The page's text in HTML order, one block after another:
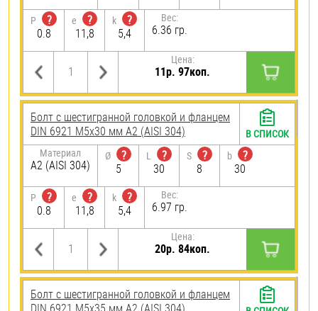
P
?
0.8
e
?
11,8
k
?
5,4
Вес:
6.36 гр.
Цена:
11р. 97коп.
Болт с шестигранной головкой и фланцем
DIN 6921 М5х30 мм А2 (AISI 304)
Материал
А2 (AISI 304)
Ø
?
5
L
?
30
S
?
8
b
?
30
P
?
0.8
e
?
11,8
k
?
5,4
Вес:
6.97 гр.
Цена:
20р. 84коп.
В СПИСОК
Болт с шестигранной головкой и фланцем